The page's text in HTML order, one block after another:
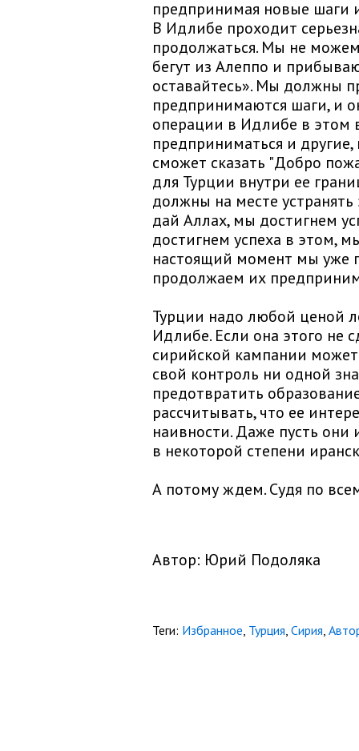
предпринимая новые шаги
В Идлибе проходит
продолжаться. Мы не
бегут из Алеппо и
оставайтесь». Мы должны
предпринимаются шаги, и
операции в Идлибе в этом
предприниматься и
сможет сказать "Добро
для Турции внутри ее
должны на месте
дай Аллах, мы достигнем
достигнем успеха в этом,
настоящий момент мы уже
продолжаем их
Турции надо любой ценой
Идлибе. Если она этого не
сирийской кампании может
свой контроль ни одной
предотвратить
рассчитывать, что ее
наивности. Даже пусть они
в некоторой степени
А потому ждем. Судя по
Автор: Юрий Подоляка
Теги: Избранное Турция Сирия